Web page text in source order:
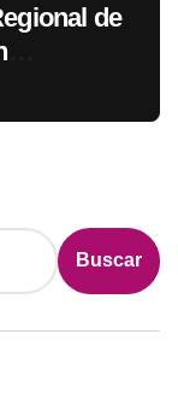
de
Buscar